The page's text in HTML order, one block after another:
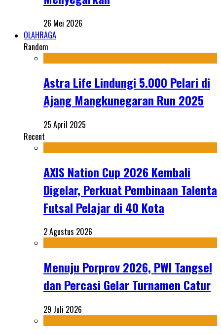
26 Mei 2026
OLAHRAGA
Random
Astra Life Lindungi 5.000 Pelari di
Ajang Mangkunegaran Run 2025
25 April 2025
Recent
AXIS Nation Cup 2026 Kembali
Digelar, Perkuat Pembinaan Talenta
Futsal Pelajar di 40 Kota
2 Agustus 2026
Menuju Porprov 2026, PWI Tangsel
dan Percasi Gelar Turnamen Catur
29 Juli 2026